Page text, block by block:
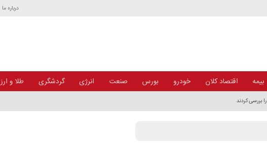
درباره ما
بیمه اقتصاد کلان خودرو بورس صنعت انرژی گردشگری طلا و ارز
بررسی کردند